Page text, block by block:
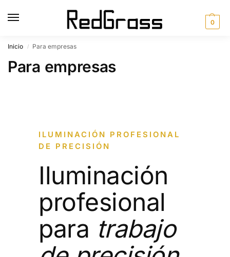
0
Inicio / Para empresas
Para empresas
ILUMINACIÓN PROFESIONAL
DE PRECISIÓN
Iluminación
profesional
para trabajo